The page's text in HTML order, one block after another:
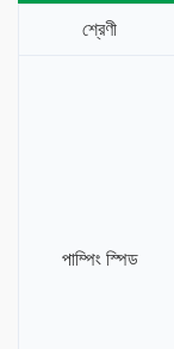
শ্রেণী
পাম্পিং স্পিড